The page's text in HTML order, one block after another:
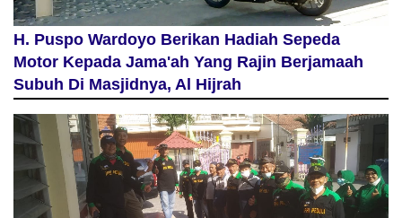
H. Puspo Wardoyo Berikan Hadiah Sepeda
Motor Kepada Jama'ah Yang Rajin Berjamaah
Subuh Di Masjidnya, Al Hijrah